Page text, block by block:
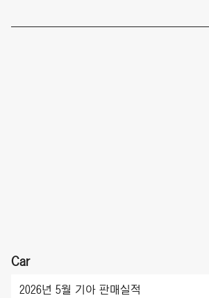
Car
2026년 5월 기아 판매실적